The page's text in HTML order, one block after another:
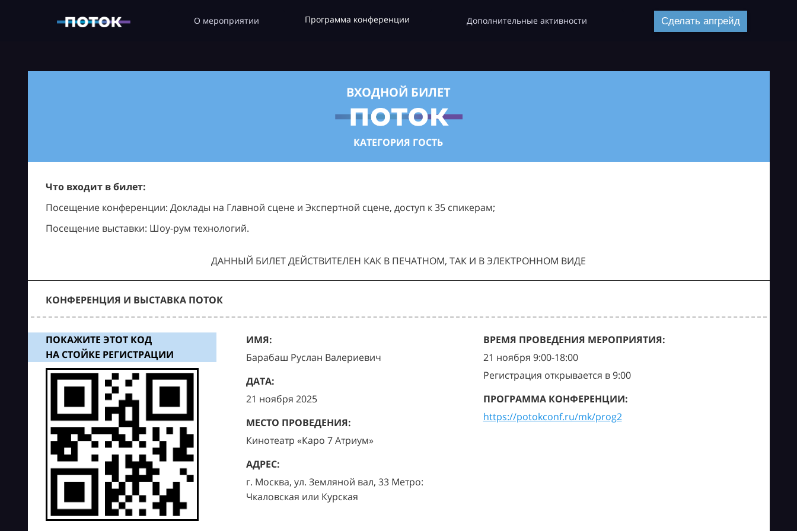
О мероприятии Программа конференции Дополнительные активности Сделать апгрейд
ВХОДНОЙ БИЛЕТ
КАТЕГОРИЯ ГОСТЬ
Что входит в билет:
Посещение конференции: Доклады на Главной сцене и Экспертной сцене, доступ к 35 спикерам;
Посещение выставки: Шоу-рум технологий.
ДАННЫЙ БИЛЕТ ДЕЙСТВИТЕЛЕН КАК В ПЕЧАТНОМ, ТАК И В ЭЛЕКТРОННОМ ВИДЕ
КОНФЕРЕНЦИЯ И ВЫСТАВКА ПОТОК
ПОКАЖИТЕ ЭТОТ КОД
НА СТОЙКЕ РЕГИСТРАЦИИ
ИМЯ:
Барабаш Руслан Валериевич
ДАТА:
21 ноября 2025
МЕСТО ПРОВЕДЕНИЯ:
Кинотеатр «Каро 7 Атриум»
АДРЕС:
г. Москва, ул. Земляной вал, 33 Метро:
Чкаловская или Курская
ВРЕМЯ ПРОВЕДЕНИЯ МЕРОПРИЯТИЯ:
21 ноября 9:00-18:00
Регистрация открывается в 9:00
ПРОГРАММА КОНФЕРЕНЦИИ:
https://potokconf.ru/mk/prog2